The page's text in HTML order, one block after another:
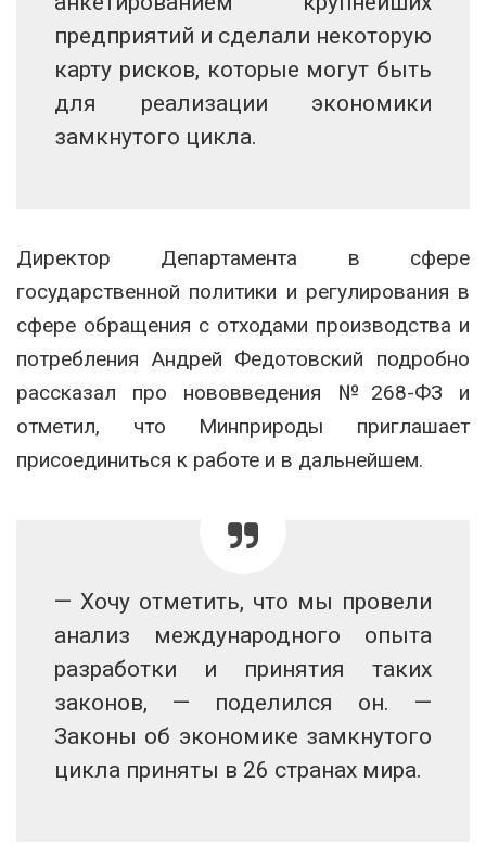
предприятий и сделали некоторую
карту рисков, которые могут быть
для реализации экономики
замкнутого цикла.
Директор Департамента в сфере
государственной политики и регулирования в
сфере обращения с отходами производства и
потребления Андрей Федотовский подробно
рассказал про нововведения №268-ФЗ и
отметил, что Минприроды приглашает
присоединиться к работе и в дальнейшем.
— Хочу отметить, что мы провели
анализ международного опыта
разработки и принятия таких
законов, — поделился он. —
Законы об экономике замкнутого
цикла приняты в 26 странах мира.